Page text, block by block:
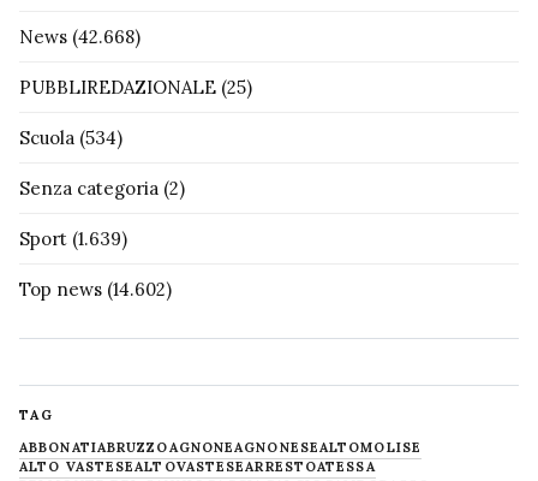
News (42.668)
PUBBLIREDAZIONALE (25)
Scuola (534)
Senza categoria (2)
Sport (1.639)
Top news (14.602)
TAG
ABBONATIABRUZZOAGNONEAGNONESEALTOMOLISE
ALTO VASTESEALTOVASTESEARRESTOATESSA